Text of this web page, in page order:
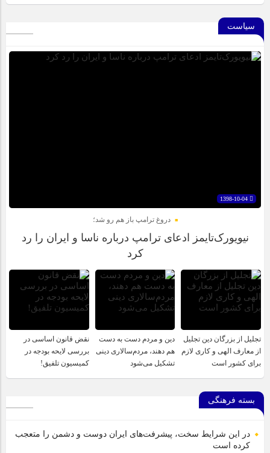
سیاست
دروغ ترامپ باز هم رو شد؛
نیویورک‌تایمز ادعای ترامپ درباره ناسا و ایران را رد
کرد
تجلیل از بزرگان دین تجلیل
از معارف الهی و کاری لازم
برای کشور است
دین و مردم دست به‌ دست
هم دهند، مردم‌سالاری دینی
تشکیل می‌شود
نقض قانون اساسی در
بررسی لایحه بودجه در
کمیسیون تلفیق!
بسته فرهنگی
در این شرایط سخت، پیشرفت‌های ایران دوست و دشمن را متعجب
کرده است